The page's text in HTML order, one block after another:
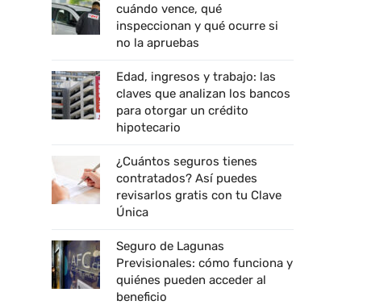
cuándo vence, qué
inspeccionan y qué ocurre si
no la apruebas
Edad, ingresos y trabajo: las
claves que analizan los bancos
para otorgar un crédito
hipotecario
¿Cuántos seguros tienes
contratados? Así puedes
revisarlos gratis con tu Clave
Única
Seguro de Lagunas
Previsionales: cómo funciona y
quiénes pueden acceder al
beneficio